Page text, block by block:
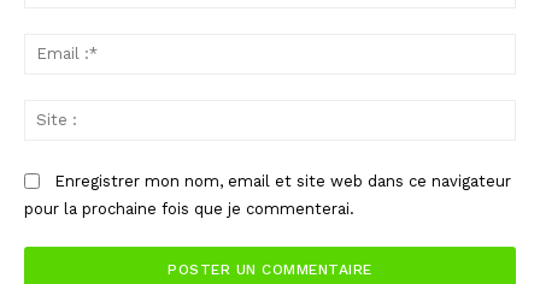
Enregistrer mon nom, email et site web dans ce navigateur
pour la prochaine fois que je commenterai.